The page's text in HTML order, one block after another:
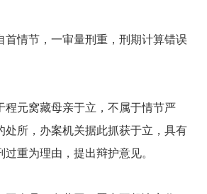
首情节，一审量刑重，刑期计算错误
程元窝藏母亲于立，不属于情节严
处所，办案机关据此抓获于立，具有
重为理由，提出辩护意见。